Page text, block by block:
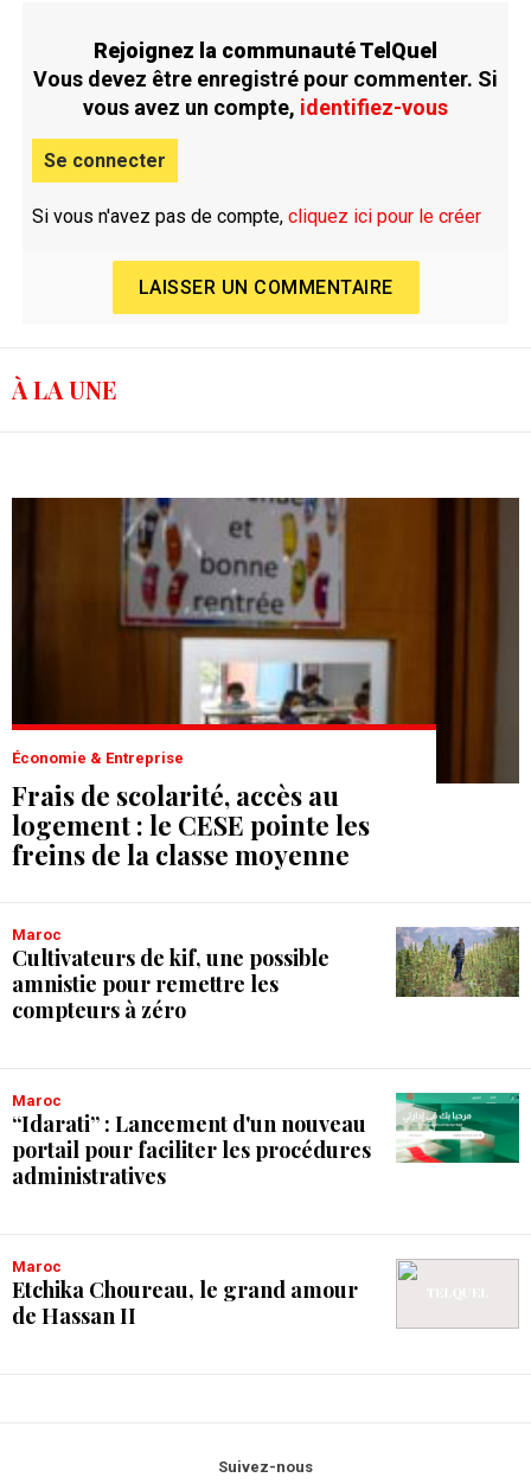
Rejoignez la communauté TelQuel
Vous devez être enregistré pour commenter. Si
vous avez un compte, identifiez-vous
Se connecter
Si vous n'avez pas de compte, cliquez ici pour le créer
LAISSER UN COMMENTAIRE
À LA UNE
Économie & Entreprise
Frais de scolarité, accès au
logement : le CESE pointe les
freins de la classe moyenne
Maroc
Cultivateurs de kif, une possible
amnistie pour remettre les
compteurs à zéro
Maroc
“Idarati” : Lancement d'un nouveau
portail pour faciliter les procédures
administratives
Maroc
Etchika Choureau, le grand amour
de Hassan II
Suivez-nous